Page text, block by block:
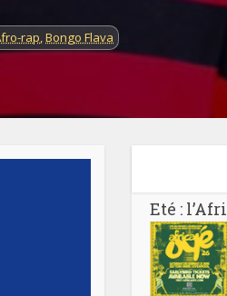
rap,Bongo Flava
Eté :